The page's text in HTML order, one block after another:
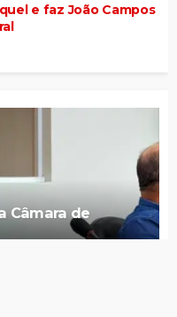
e faz João Campos
Câmara de